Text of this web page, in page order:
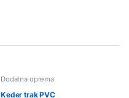
Dodatna oprema
Keder trak PVC